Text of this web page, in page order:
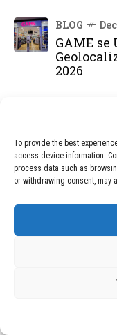
To provide the best
access device information.
process data such as
or withdrawing consent, may
BLOG
GAME se
2026
de
Menos
01
Vídeo
en